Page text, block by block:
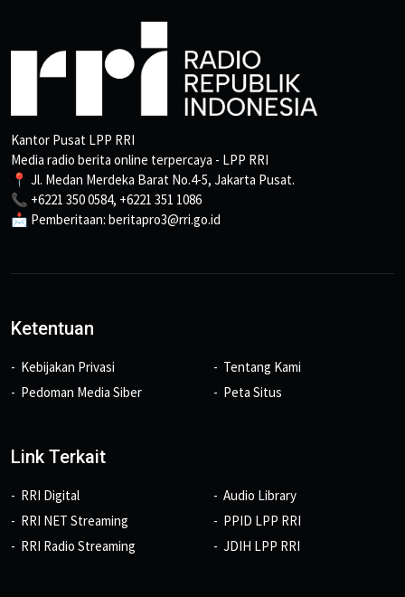
Kantor Pusat LPP RRI
Media radio berita online terpercaya - LPP RRI
📍 Jl. Medan Merdeka Barat No.4-5, Jakarta Pusat.
📞 +6221 350 0584, +6221 351 1086
📩 Pemberitaan: beritapro3@rri.go.id
Ketentuan
Kebijakan Privasi
Pedoman Media Siber
Tentang Kami
Peta Situs
Link Terkait
RRI Digital
RRI NET Streaming
RRI Radio Streaming
Audio Library
PPID LPP RRI
JDIH LPP RRI